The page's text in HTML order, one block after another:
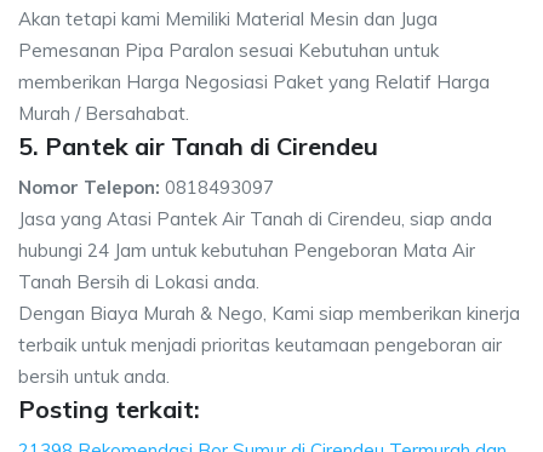
Akan tetapi kami Memiliki Material Mesin dan Juga
Pemesanan Pipa Paralon sesuai Kebutuhan untuk
memberikan Harga Negosiasi Paket yang Relatif Harga
Murah / Bersahabat.
5. Pantek air Tanah di Cirendeu
Nomor Telepon: 0818493097
Jasa yang Atasi Pantek Air Tanah di Cirendeu, siap anda
hubungi 24 Jam untuk kebutuhan Pengeboran Mata Air
Tanah Bersih di Lokasi anda.
Dengan Biaya Murah & Nego, Kami siap memberikan kinerja
terbaik untuk menjadi prioritas keutamaan pengeboran air
bersih untuk anda.
Posting terkait: